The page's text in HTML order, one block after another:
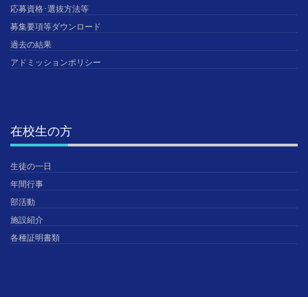
応募資格･選抜方法等
募集要項等ダウンロード
過去の結果
アドミッションポリシー
在校生の方
生徒の一日
年間行事
部活動
施設紹介
各種証明書類